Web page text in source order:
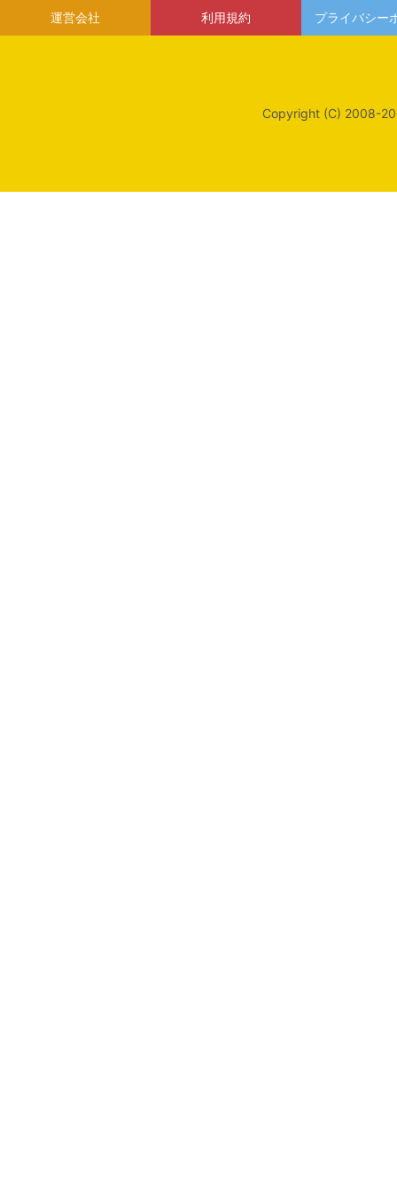
運営会社 利用規約 プライバシー
Copyright (C) 2008-